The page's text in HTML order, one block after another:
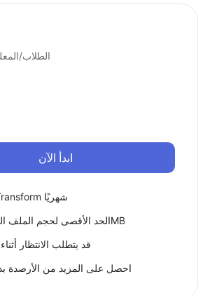
الطلاب/
ابدأ الآن
10 رصيد AI Transform شهريًا
الحد الأقصى لحجم الملف المدعوم هو 20MB
قد يتطلب الانتظار
احصل على المزيد من الأرصدة